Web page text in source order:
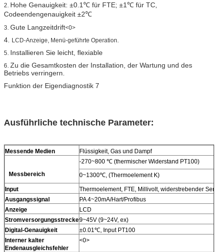
2. Hohe Genauigkeit: ±0.1℃ für FTE; ±1℃ für TC,
Codeendengenauigkeit ±2℃
3. Gute Langzeitdrift<0>
4.
LCD-Anzeige, Menü-geführte Operation.
5. Installieren Sie leicht, flexiable
6. Zu die Gesamtkosten der Installation, der Wartung und des
Betriebs verringern.
Funktion der Eigendiagnostik 7
Ausführliche technische Parameter:
Messende Medien Flüssigkeit, Gas und Dampf
Messbereich
-270~800 ℃ (thermischer Widerstand PT100)
0~1300℃, (Thermoelement K)
Input
Thermoelement, FTE, Millivolt, widerstrebender
Ausgangssignal
PA 4~20mA/Hart/Profibus
Anzeige
LCD
Stromversorgungsstrecke9~45V (9~24V, ex)
Digital-Genauigkeit
±0.01℃, Input PT100
Interner kalter
Endenausgleichsfehler
<0>